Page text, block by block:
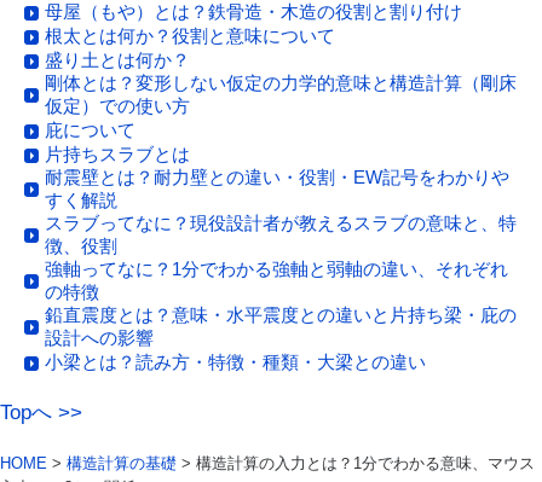
母屋（もや）とは？鉄骨造・木造の役割と割り付け
根太とは何か？役割と意味について
盛り土とは何か？
剛体とは？変形しない仮定の力学的意味と構造計算（剛床
仮定）での使い方
庇について
片持ちスラブとは
耐震壁とは？耐力壁との違い・役割・EW記号をわかりや
すく解説
スラブってなに？現役設計者が教えるスラブの意味と、特
徴、役割
強軸ってなに？1分でわかる強軸と弱軸の違い、それぞれ
の特徴
鉛直震度とは？意味・水平震度との違いと片持ち梁・庇の
設計への影響
小梁とは？読み方・特徴・種類・大梁との違い
Topへ >>
HOME > 構造計算の基礎 > 構造計算の入力とは？1分でわかる意味、マウス